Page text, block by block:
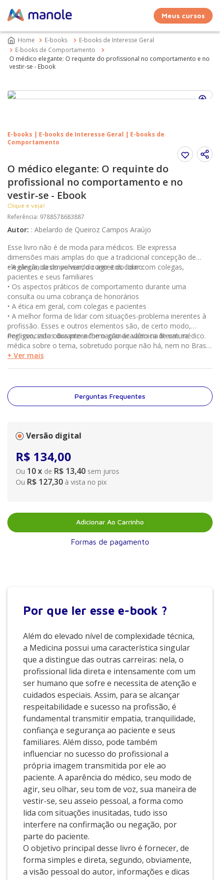
Meus cursos
E-books
E-books de Interesse Geral
E-books de Comportamento
O médico elegante: O requinte do profissional no comportamento e no
vestir-se - Ebook
E-books | E-books de Interesse Geral | E-books de
Comportamento
O médico elegante: O requinte do
profissional no comportamento e no
vestir-se - Ebook
Clique e veja!
Referência: 9788578683887
Autor: : Abelardo de Queiroz Campos Araújo
Esse livro não é de moda para médicos. Ele expressa
dimensões mais amplas do que a tradicional concepção de
elegância, desenvolvendo conceitos como:
• A elegância do pensar, do agir e do lidar com colegas,
pacientes e seus familiares
• Os aspectos práticos de comportamento durante uma
consulta ou uma cobrança de honorários
• A ética em geral, com colegas e pacientes
• A melhor forma de lidar com situações-problema inerentes à
profissão. Esses e outros elementos são, de certo modo,
negligenciados durante a formação acadêmica de um médico.
Por isso, esta obra preenche o grande vazio na literatura
médica sobre o tema, sobretudo porque não há, nem no Brasil,
nem no exterior, obra semelhante. Destinado não apenas a
que desejam resgatar a importância da elegância profissional,
este livro discute o pressuposto fundamental para o sucesso
profissional e pessoal: saber se comportar e lidar com pessoas.
+ Ver mais
Perguntas Frequentes
Versão digital
R$ 134,00
Ou 10x de R$ 13,40 sem juros
Ou R$ 127,30 à vista no pix
Adicionar Ao Carrinho
Formas de pagamento
Por que ler esse e-book ?
Além do elevado nível de complexidade técnica,
a Medicina possui uma característica singular
que a distingue das outras carreiras: nela, o
profissional lida direta e intensamente com um
ser humano que sofre e necessita de atenção e
cuidados especiais. Assim, para se alcançar
respeitabilidade e sucesso na profissão, é
fundamental transmitir empatia, tranquilidade,
confiança e segurança ao paciente e seus
familiares. Além disso, pode também
influenciar no sucesso do profissional a
própria imagem transmitida por ele ao
paciente. A aparência do médico, seu modo de
agir, seu olhar, seu tom de voz, sua maneira de
vestir-se, seu asseio pessoal, a forma como
lida com situações inusitadas, tudo isso
interfere na confirmação ou negação, por
parte do paciente.
O objetivo principal desse livro é fornecer, de
forma simples e direta, segundo, obviamente,
a visão pessoal do autor, informações e dicas